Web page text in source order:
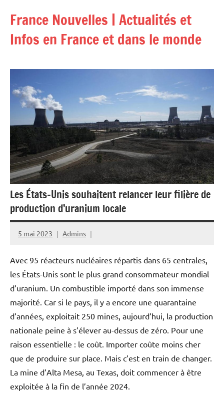
contenu
France Nouvelles | Actualités et
Infos en France et dans le monde
Les États-Unis souhaitent relancer leur filière de
production d’uranium locale
5 mai 2023 Admins
Avec 95 réacteurs nucléaires répartis dans 65 centrales,
les États-Unis sont le plus grand consommateur mondial
d’uranium. Un combustible importé dans son immense
majorité. Car si le pays, il y a encore une quarantaine
d’années, exploitait 250 mines, aujourd’hui, la production
nationale peine à s’élever au-dessus de zéro. Pour une
raison essentielle : le coût. Importer coûte moins cher
que de produire sur place. Mais c’est en train de changer.
La mine d’Alta Mesa, au Texas, doit commencer à être
exploitée à la fin de l’année 2024.